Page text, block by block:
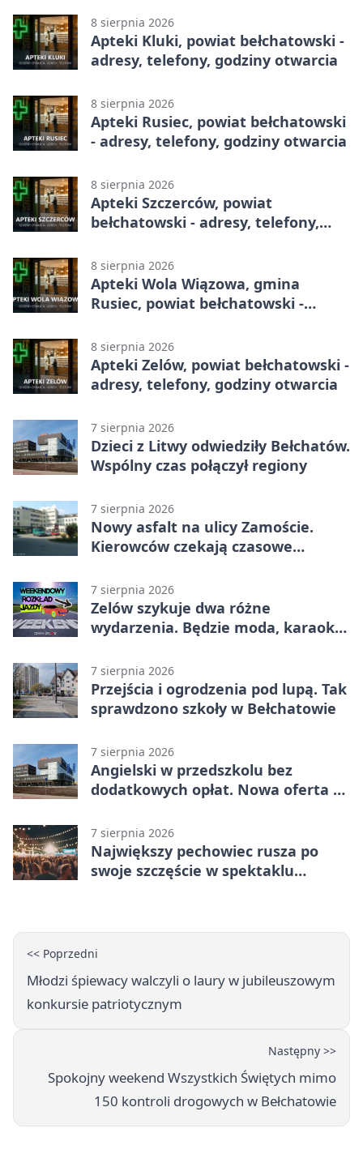
8 sierpnia 2026
Apteki Kluki, powiat bełchatowski -
adresy, telefony, godziny otwarcia
8 sierpnia 2026
Apteki Rusiec, powiat bełchatowski
- adresy, telefony, godziny otwarcia
8 sierpnia 2026
Apteki Szczerców, powiat
bełchatowski - adresy, telefony,
8 sierpnia 2026
Apteki Wola Wiązowa, gmina
Rusiec, powiat bełchatowski -
8 sierpnia 2026
Apteki Zelów, powiat bełchatowski -
adresy, telefony, godziny otwarcia
7 sierpnia 2026
Dzieci z Litwy odwiedziły Bełchatów.
Wspólny czas połączył regiony
7 sierpnia 2026
Nowy asfalt na ulicy Zamoście.
Kierowców czekają czasowe
7 sierpnia 2026
Zelów szykuje dwa różne
wydarzenia. Będzie moda, karaoke
7 sierpnia 2026
Przejścia i ogrodzenia pod lupą. Tak
sprawdzono szkoły w Bełchatowie
7 sierpnia 2026
Angielski w przedszkolu bez
dodatkowych opłat. Nowa oferta w
7 sierpnia 2026
Największy pechowiec rusza po
swoje szczęście w spektaklu
<< Poprzedni
Młodzi śpiewacy walczyli o laury w jubileuszowym
konkursie patriotycznym
Następny >>
Spokojny weekend Wszystkich Świętych mimo
150 kontroli drogowych w Bełchatowie